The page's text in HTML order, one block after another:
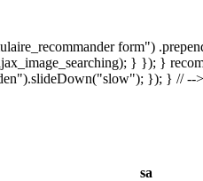
form")
} }); }
}); } // -->
sa